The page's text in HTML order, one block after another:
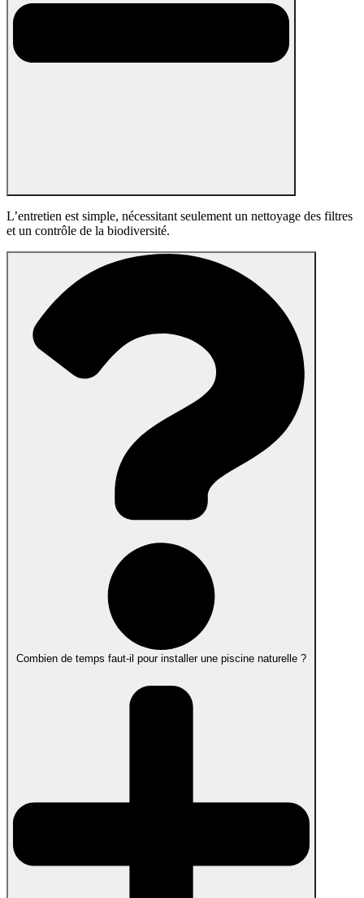
L’entretien est simple, nécessitant seulement un nettoyage des filtres
et un contrôle de la biodiversité.
Combien de temps faut-il pour installer une piscine naturelle ?